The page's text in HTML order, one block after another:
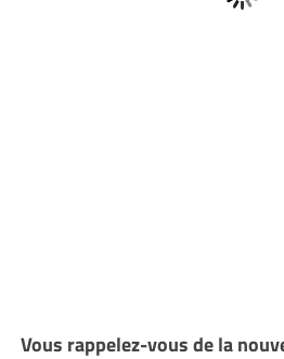
Vous rappelez-vous de la